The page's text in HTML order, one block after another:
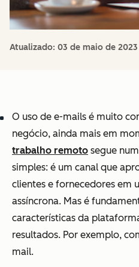
Atualizado: 03 de maio de 2023
O uso de e-mails é muito
negócio, ainda mais em
trabalho remoto segue
simples: é um canal que
clientes e fornecedores em
assíncrona. Mas é
características da
resultados. Por exemplo,
mail.